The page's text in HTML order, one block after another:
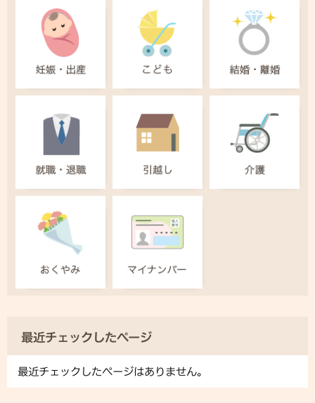
最近チェックしたページ
最近チェックしたページはありません。